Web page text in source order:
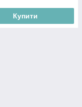
Купити